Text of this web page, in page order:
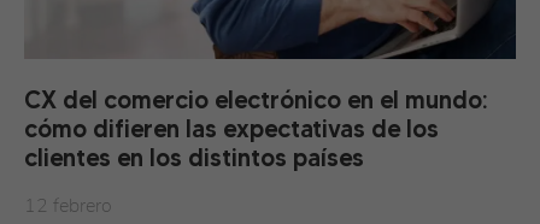
CX del comercio electrónico en el mundo:
cómo difieren las expectativas de los
clientes en los distintos países
12 febrero